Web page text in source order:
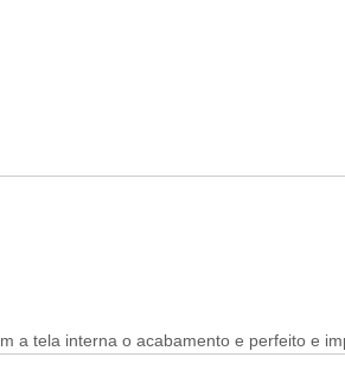
a tela interna o acabamento e perfeito e